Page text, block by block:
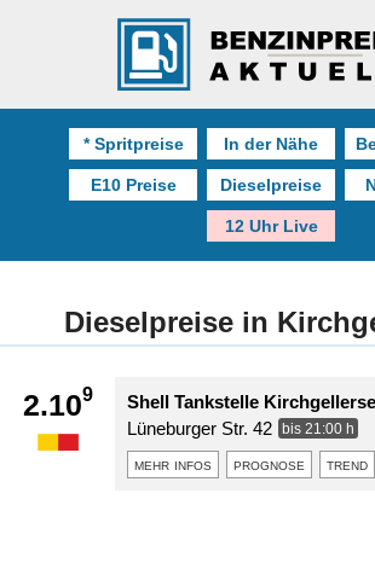
* Spritpreise In der Nähe
E10 Preise Dieselpreise
12 Uhr Live
Dieselpreise in
2.109
Shell Tankstelle
Lüneburger Str. 42
bis 21:00 h
mehr infos prognose trend